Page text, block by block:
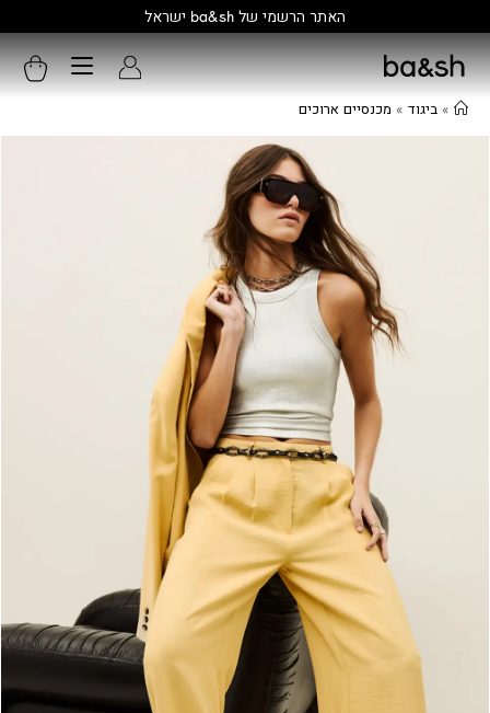
קולקציה חדשה:גלו עוד
» ביגוד » מכנסיים ארוכים